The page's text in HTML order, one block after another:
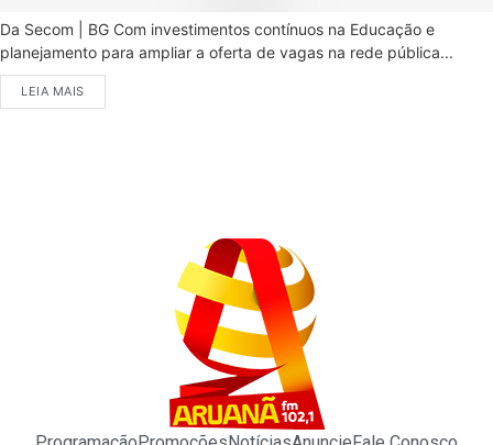
Da Secom | BG Com investimentos contínuos na Educação e
planejamento para ampliar a oferta de vagas na rede pública...
LEIA MAIS